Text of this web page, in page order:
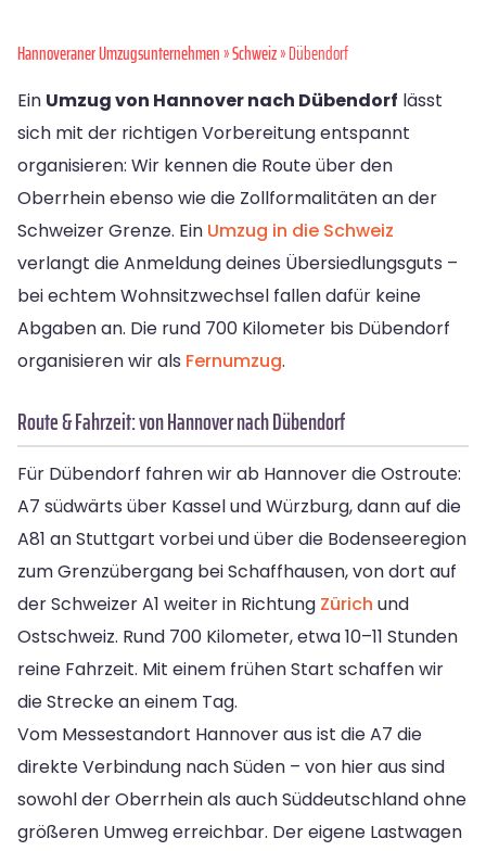
Hannoveraner Umzugsunternehmen»Schweiz» Dübendorf
Ein Umzug von Hannover nach Dübendorf lässt
sich mit der richtigen Vorbereitung entspannt
organisieren: Wir kennen die Route über den
Oberrhein ebenso wie die Zollformalitäten an der
Schweizer Grenze. Ein Umzug in die Schweiz
verlangt die Anmeldung deines Übersiedlungsguts –
bei echtem Wohnsitzwechsel fallen dafür keine
Abgaben an. Die rund 700 Kilometer bis Dübendorf
organisieren wir als Fernumzug.
Route & Fahrzeit: von Hannover nach Dübendorf
Für Dübendorf fahren wir ab Hannover die Ostroute:
A7 südwärts über Kassel und Würzburg, dann auf die
A81 an Stuttgart vorbei und über die Bodenseeregion
zum Grenzübergang bei Schaffhausen, von dort auf
der Schweizer A1 weiter in Richtung Zürich und
Ostschweiz. Rund 700 Kilometer, etwa 10–11 Stunden
reine Fahrzeit. Mit einem frühen Start schaffen wir
die Strecke an einem Tag.
Vom Messestandort Hannover aus ist die A7 die
direkte Verbindung nach Süden – von hier aus sind
sowohl der Oberrhein als auch Süddeutschland ohne
größeren Umweg erreichbar. Der eigene Lastwagen